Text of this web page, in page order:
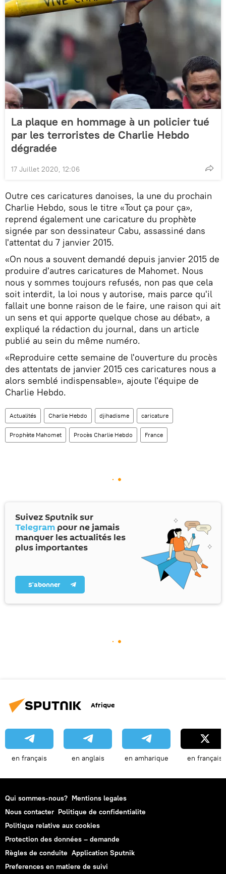
La plaque en hommage à un policier tué
par les terroristes de Charlie Hebdo
dégradée
17 Juillet 2020, 12:06
Outre ces caricatures danoises, la une du prochain
Charlie Hebdo, sous le titre «Tout ça pour ça»,
reprend également une caricature du prophète
signée par son dessinateur Cabu, assassiné dans
l'attentat du 7 janvier 2015.
«On nous a souvent demandé depuis janvier 2015 de
produire d'autres caricatures de Mahomet. Nous
nous y sommes toujours refusés, non pas que cela
soit interdit, la loi nous y autorise, mais parce qu'il
fallait une bonne raison de le faire, une raison qui ait
un sens et qui apporte quelque chose au débat», a
expliqué la rédaction du journal, dans un article
publié au sein du même numéro.
«Reproduire cette semaine de l'ouverture du procès
des attentats de janvier 2015 ces caricatures nous a
alors semblé indispensable», ajoute l'équipe de
Charlie Hebdo.
Actualités Charlie Hebdo djihadisme caricature
Prophète Mahomet Procès Charlie Hebdo France
Suivez Sputnik sur
Telegram pour ne jamais
manquer les actualités les
plus importantes
S’abonner
Afrique
en français en anglais en amharique en français
Qui sommes-nous? Mentions legales
Nous contacter Politique de confidentialite
Politique relative aux cookies
Protection des données – demande
Règles de conduite Application Sputnik
Preferences en matiere de suivi